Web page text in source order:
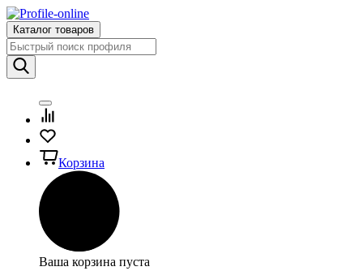
Каталог товаров
Корзина
Ваша корзина пуста